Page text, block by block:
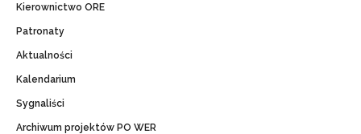
Kierownictwo ORE
Patronaty
Aktualności
Kalendarium
Sygnaliści
Archiwum projektów PO WER